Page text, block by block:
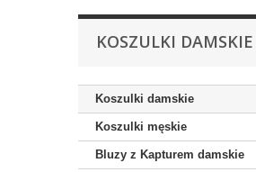
KOSZULKI DAMSKIE
Koszulki damskie
Koszulki męskie
Bluzy z Kapturem damskie